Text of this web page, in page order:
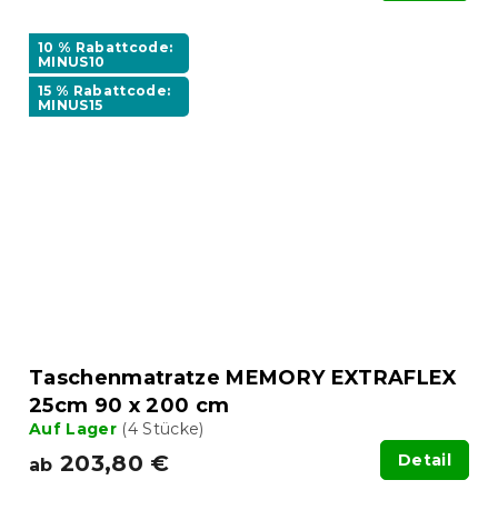
10 % Rabattcode:
MINUS10
15 % Rabattcode:
MINUS15
Taschenmatratze MEMORY EXTRAFLEX
25cm 90 x 200 cm
Auf Lager (4 Stücke)
ab 203,80 € Detail